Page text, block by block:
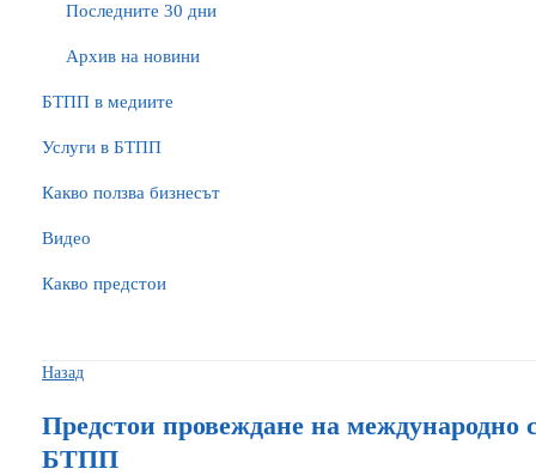
Последните 30 дни
Архив на новини
БTПП в медиите
Услуги в БТПП
Какво ползва бизнесът
Видео
Какво предстои
Назад
Предстои провеждане на международно
БТПП